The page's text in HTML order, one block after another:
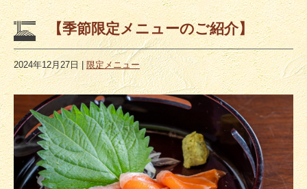
【季節限定メニューのご紹介】
2024年12月27日 |限定メニュー